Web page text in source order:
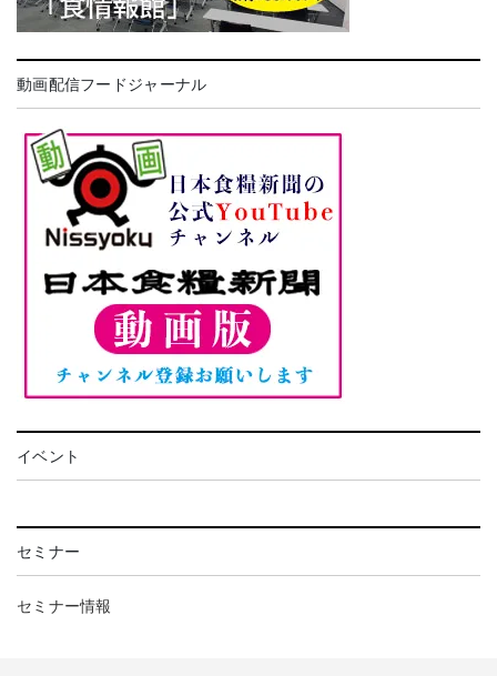
動画配信フードジャーナル
イベント
セミナー
セミナー情報